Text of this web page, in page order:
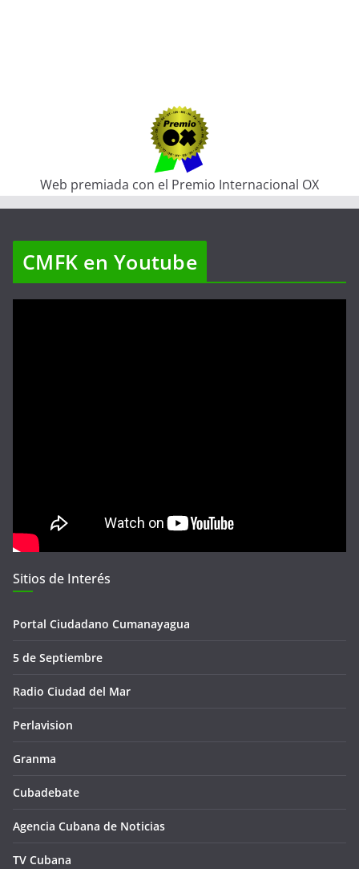
Web premiada con el Premio Internacional OX
CMFK en Youtube
Sitios de Interés
Portal Ciudadano Cumanayagua
5 de Septiembre
Radio Ciudad del Mar
Perlavision
Granma
Cubadebate
Agencia Cubana de Noticias
TV Cubana